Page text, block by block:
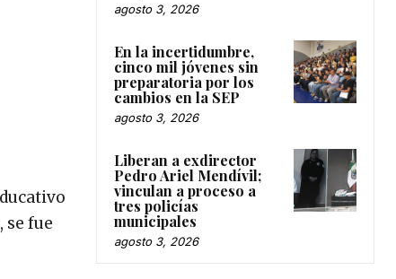
se fue
agosto 3, 2026
En la incertidumbre,
cinco mil jóvenes sin
preparatoria por los
cambios en la SEP
agosto 3, 2026
Liberan a exdirector
Pedro Ariel Mendívil;
vinculan a proceso a
tres policías
municipales
agosto 3, 2026